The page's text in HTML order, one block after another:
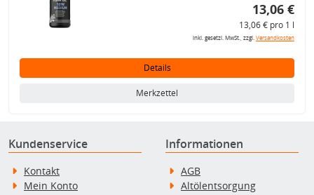
13,06 €
13,06 € pro 1 l
inkl. gesetzl. MwSt., zzgl.Versandkosten
Details
Merkzettel
Kundenservice
Kontakt
Mein Konto
Informationen
AGB
Altölentsorgung